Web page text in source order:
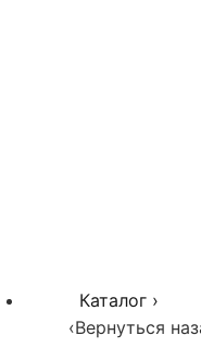
Каталог ›
‹Вернуться